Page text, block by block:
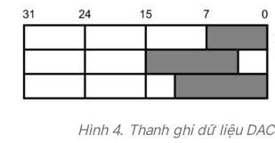
Hình 4. Thanh ghi dữ liệu